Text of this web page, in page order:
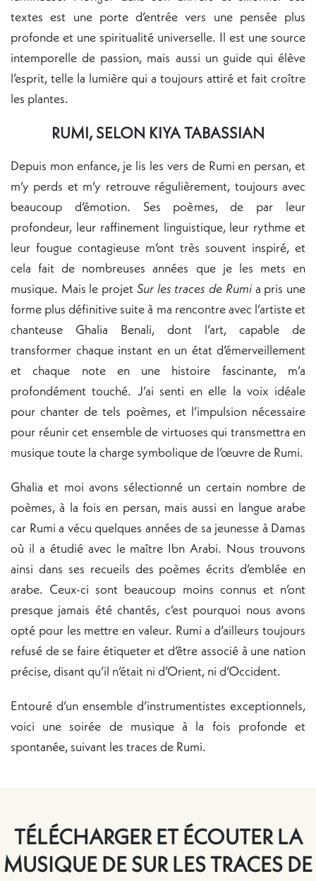
textes est une porte d’entrée vers une pensée plus
profonde et une spiritualité universelle. Il est une source
intemporelle de passion, mais aussi un guide qui élève
l’esprit, telle la lumière qui a toujours attiré et fait croître
les plantes.
RUMI, SELON KIYA TABASSIAN
Depuis mon enfance, je lis les vers de Rumi en persan, et
m’y perds et m’y retrouve régulièrement, toujours avec
beaucoup d’émotion. Ses poèmes, de par leur
profondeur, leur raffinement linguistique, leur rythme et
leur fougue contagieuse m’ont très souvent inspiré, et
cela fait de nombreuses années que je les mets en
musique. Mais le projet Sur les traces de Rumia pris une
forme plus définitive suite à ma rencontre avec l’artiste et
chanteuse Ghalia Benali, dont l’art, capable de
transformer chaque instant en un état d’émerveillement
et chaque note en une histoire fascinante, m’a
profondément touché. J’ai senti en elle la voix idéale
pour chanter de tels poèmes, et l’impulsion nécessaire
pour réunir cet ensemble de virtuoses qui transmettra en
musique toute la charge symbolique de l’œuvre de Rumi.
Ghalia et moi avons sélectionné un certain nombre de
poèmes, à la fois en persan, mais aussi en langue arabe
car Rumi a vécu quelques années de sa jeunesse à Damas
où il a étudié avec le maître Ibn Arabi. Nous trouvons
ainsi dans ses recueils des poèmes écrits d’emblée en
arabe. Ceux-ci sont beaucoup moins connus et n’ont
presque jamais été chantés, c’est pourquoi nous avons
opté pour les mettre en valeur. Rumi a d’ailleurs toujours
refusé de se faire étiqueter et d’être associé à une nation
précise, disant qu’il n’était ni d’Orient, ni d’Occident.
Entouré d’un ensemble d’instrumentistes exceptionnels,
voici une soirée de musique à la fois profonde et
spontanée, suivant les traces de Rumi.
TÉLÉCHARGER ET ÉCOUTER LA
MUSIQUE DE SUR LES TRACES DE